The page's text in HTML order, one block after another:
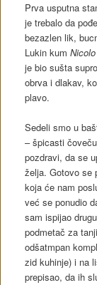
Prva usputna
je trebalo da
bezazlen lik,
Lukin kum Nicolo
je bio sušta
obrva i dlakav,
plavo.
Sedeli smo u
– špicasti
pozdravi, da se
želja. Gotovo se
koja će nam
već se ponudio
sam ispijao
podmetač za
odšatmpan
zid kuhinje) i na
prepisao, da ih